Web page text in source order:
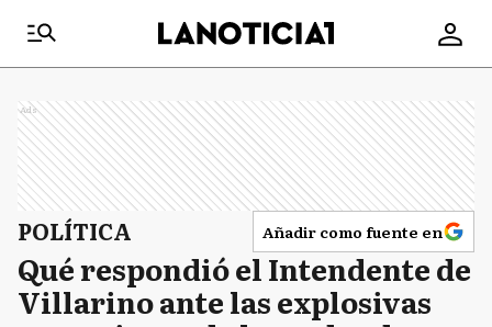
Ads
POLÍTICA Añadir como fuente en
Qué respondió el Intendente de
Villarino ante las explosivas